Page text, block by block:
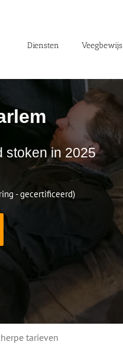
Diensten Veegbewijs
stoken in 2025
- gecertificeerd)
tarieven